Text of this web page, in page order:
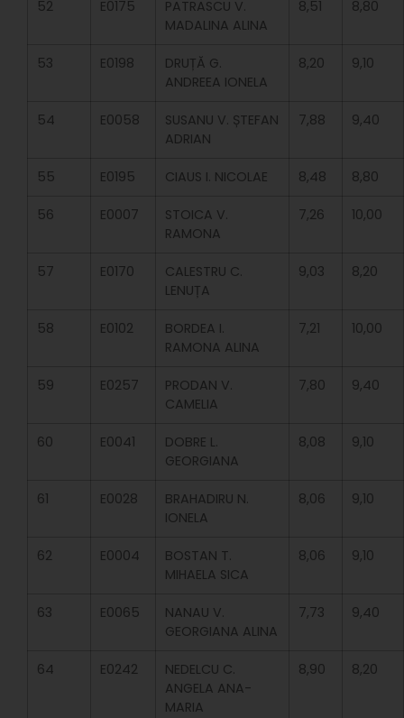
52 E0175
PATRASCU V.
MADALINA ALINA
8,51 8,80
53 E0198
DRUȚĂ G.
ANDREEA IONELA
8,20 9,10
54 E0058
SUSANU V. ȘTEFAN
ADRIAN
7,88 9,40
55 E0195 CIAUS I. NICOLAE 8,48 8,80
56 E0007
STOICA V.
RAMONA
7,26 10,00
57 E0170
CALESTRU C.
LENUȚA
9,03 8,20
58 E0102
BORDEA I.
RAMONA ALINA
7,21 10,00
59 E0257
PRODAN V.
CAMELIA
7,80 9,40
60 E0041
DOBRE L.
GEORGIANA
8,08 9,10
61 E0028
BRAHADIRU N.
IONELA
8,06 9,10
62 E0004
BOSTAN T.
MIHAELA SICA
8,06 9,10
63 E0065
NANAU V.
GEORGIANA ALINA
7,73 9,40
64 E0242
NEDELCU C.
ANGELA ANA-
MARIA
8,90 8,20